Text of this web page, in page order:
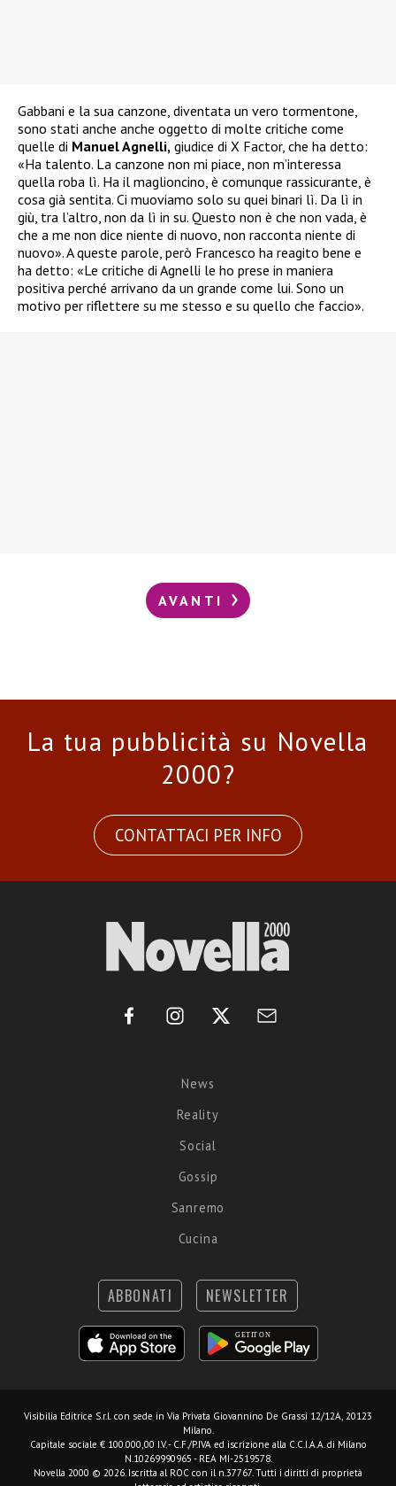
Gabbani e la sua canzone, diventata un vero tormentone,
sono stati anche anche oggetto di molte critiche come
quelle di Manuel Agnelli, giudice di X Factor, che ha detto:
«Ha talento. La canzone non mi piace, non m’interessa
quella roba lì. Ha il maglioncino, è comunque rassicurante, è
cosa già sentita. Ci muoviamo solo su quei binari lì. Da lì in
giù, tra l’altro, non da lì in su. Questo non è che non vada, è
che a me non dice niente di nuovo, non racconta niente di
nuovo». A queste parole, però Francesco ha reagito bene e
ha detto: «Le critiche di Agnelli le ho prese in maniera
positiva perché arrivano da un grande come lui. Sono un
motivo per riflettere su me stesso e su quello che faccio».
AVANTI
La tua pubblicità su Novella
2000?
CONTATTACI PER INFO
News
Reality
Social
Gossip
Sanremo
Cucina
ABBONATI NEWSLETTER
Visibilia Editrice S.r.l. con sede in Via Privata Giovannino De Grassi 12/12A, 20123
Milano.
Capitale sociale € 100.000,00 I.V. - C.F./P.IVA ed iscrizione alla C.C.I.A.A. di Milano
N.10269990965 - REA MI-2519578.
Novella 2000 © 2026. Iscritta al ROC con il n.37767. Tutti i diritti di proprietà